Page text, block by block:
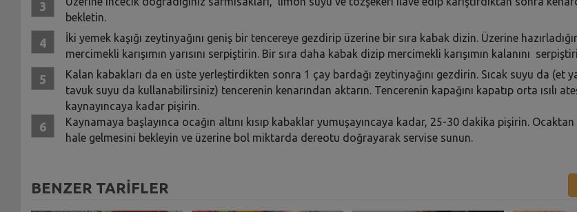
bekletin.
İki yemek kaşığı zeytinyağını geniş bir tencereye gezdirip üzerine bir sıra kabak dizin. Üzerine
mercimekli karışımın yarısını serpiştirin. Bir sıra daha kabak dizip mercimekli karışımın kalanını
Kalan kabakları da en üste yerleştirdikten sonra 1 çay bardağı zeytinyağını gezdirin. Sıcak suyu da (et
tavuk suyu da kullanabilirsiniz) tencerenin kenarından aktarın. Tencerenin kapağını kapatıp orta ısılı
kaynayıncaya kadar pişirin.
Kaynamaya başlayınca ocağın altını kısıp kabaklar yumuşayıncaya kadar, 25-30 dakika pişirin. Ocaktan
hale gelmesini bekleyin ve üzerine bol miktarda dereotu doğrayarak servise sunun.
BENZER TARİFLER